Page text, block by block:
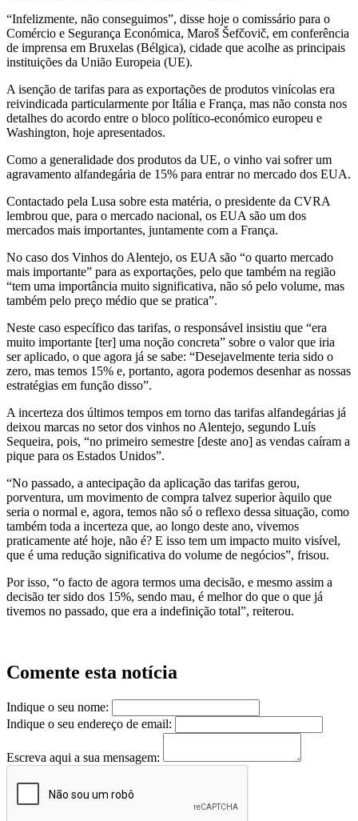
“Infelizmente, não conseguimos”, disse hoje o comissário para o
Comércio e Segurança Económica, Maroš Šefčovič, em conferência
de imprensa em Bruxelas (Bélgica), cidade que acolhe as principais
instituições da União Europeia (UE).
A isenção de tarifas para as exportações de produtos vinícolas era
reivindicada particularmente por Itália e França, mas não consta nos
detalhes do acordo entre o bloco político-económico europeu e
Washington, hoje apresentados.
Como a generalidade dos produtos da UE, o vinho vai sofrer um
agravamento alfandegária de 15% para entrar no mercado dos EUA.
Contactado pela Lusa sobre esta matéria, o presidente da CVRA
lembrou que, para o mercado nacional, os EUA são um dos
mercados mais importantes, juntamente com a França.
No caso dos Vinhos do Alentejo, os EUA são “o quarto mercado
mais importante” para as exportações, pelo que também na região
“tem uma importância muito significativa, não só pelo volume, mas
também pelo preço médio que se pratica”.
Neste caso específico das tarifas, o responsável insistiu que “era
muito importante [ter] uma noção concreta” sobre o valor que iria
ser aplicado, o que agora já se sabe: “Desejavelmente teria sido o
zero, mas temos 15% e, portanto, agora podemos desenhar as nossas
estratégias em função disso”.
A incerteza dos últimos tempos em torno das tarifas alfandegárias já
deixou marcas no setor dos vinhos no Alentejo, segundo Luís
Sequeira, pois, “no primeiro semestre [deste ano] as vendas caíram a
pique para os Estados Unidos”.
“No passado, a antecipação da aplicação das tarifas gerou,
porventura, um movimento de compra talvez superior àquilo que
seria o normal e, agora, temos não só o reflexo dessa situação, como
também toda a incerteza que, ao longo deste ano, vivemos
praticamente até hoje, não é? E isso tem um impacto muito visível,
que é uma redução significativa do volume de negócios”, frisou.
Por isso, “o facto de agora termos uma decisão, e mesmo assim a
decisão ter sido dos 15%, sendo mau, é melhor do que o que já
tivemos no passado, que era a indefinição total”, reiterou.
Comente esta notícia
Indique o seu nome:
Indique o seu endereço de email:
Escreva aqui a sua mensagem: